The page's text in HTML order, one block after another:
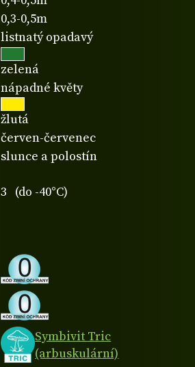
0,3-0,5m
listnatý opadavý
zelená
nápadné květy
žlutá
červen-červenec
slunce a polostín
3 (do -40°C)
Symbivit Tric
(arbuskulární)